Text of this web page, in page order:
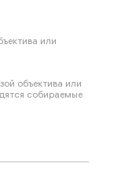
или
объектива или
собираемые